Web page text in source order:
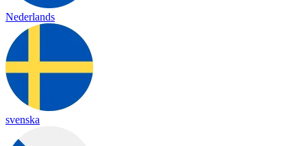
Nederlands
svenska